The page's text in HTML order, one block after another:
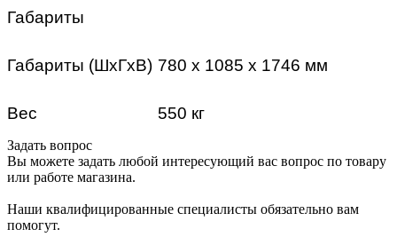
Габариты
Габариты (ШхГхВ) 780 х 1085 х 1746 мм
Вес 550 кг
Задать вопрос
Вы можете задать любой интересующий вас вопрос по товару
или работе магазина.
Наши квалифицированные специалисты обязательно вам
помогут.